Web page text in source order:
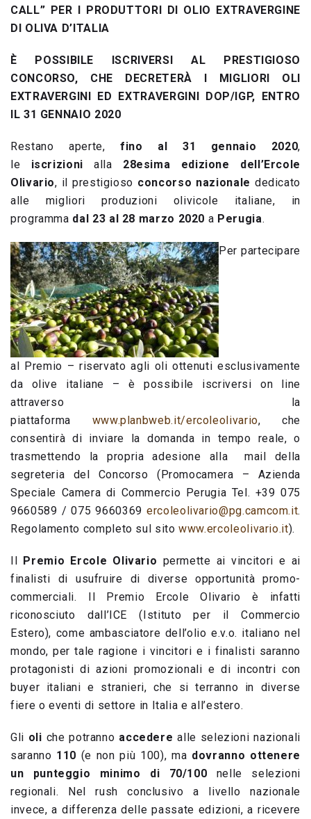
CALL” PER I PRODUTTORI DI OLIO EXTRAVERGINE
DI OLIVA D’ITALIA
È POSSIBILE ISCRIVERSI AL PRESTIGIOSO
CONCORSO, CHE DECRETERÀ I MIGLIORI OLI
EXTRAVERGINI ED EXTRAVERGINI DOP/IGP, ENTRO
IL 31 GENNAIO 2020
Restano aperte,fino al 31 gennaio 2020,
le iscrizioni alla 28esima edizione dell’Ercole
Olivario, il prestigioso concorso nazionale dedicato
alle migliori produzioni olivicole italiane, in
programma dal 23 al 28 marzo 2020 a Perugia.
Per partecipare
al Premio – riservato agli oli ottenuti esclusivamente
da olive italiane – è possibile iscriversi on line
attraverso la
piattaforma www.planbweb.it/ercoleolivario, che
consentirà di inviare la domanda in tempo reale, o
trasmettendo la propria adesione alla mail della
segreteria del Concorso (Promocamera – Azienda
Speciale Camera di Commercio Perugia Tel. +39 075
9660589 / 075 9660369ercoleolivario@pg.camcom.it.
Regolamento completo sul sitowww.ercoleolivario.it).
Premio Ercole Olivario permette ai vincitori e ai
finalisti di usufruire di diverse opportunità promo-
commerciali. Il Premio Ercole Olivario è infatti
riconosciuto dall’ICE (Istituto per il Commercio
Estero), come ambasciatore dell’olio e.v.o. italiano nel
mondo, per tale ragione i vincitori e i finalisti saranno
protagonisti di azioni promozionali e di incontri con
buyer italiani e stranieri, che si terranno in diverse
fiere o eventi di settore in Italia e all’estero.
Gli oli che potranno accedere alle selezioni nazionali
saranno 110 (e non più 100), ma dovranno ottenere
un punteggio minimo di 70/100 nelle selezioni
regionali. Nel rush conclusivo a livello nazionale
invece, a differenza delle passate edizioni, a ricevere